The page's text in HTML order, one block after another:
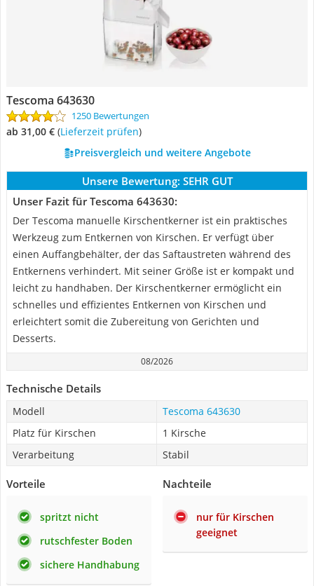
Tescoma 643630
1250 Bewertungen
ab 31,00 € (Lieferzeit prüfen)
Preisvergleich und weitere Angebote
Unsere Bewertung: SEHR GUT
Unser Fazit für Tescoma 643630:
Der Tescoma manuelle Kirschentkerner ist ein praktisches
Werkzeug zum Entkernen von Kirschen. Er verfügt über
einen Auffangbehälter, der das Saftaustreten während des
Entkernens verhindert. Mit seiner Größe ist er kompakt und
leicht zu handhaben. Der Kirschentkerner ermöglicht ein
schnelles und effizientes Entkernen von Kirschen und
erleichtert somit die Zubereitung von Gerichten und
Desserts.
08/2026
Technische Details
Modell
Tescoma 643630
Platz für Kirschen
1 Kirsche
Verarbeitung
Stabil
Vorteile
spritzt nicht
rutschfester Boden
sichere Handhabung
Nachteile
nur für Kirschen
geeignet